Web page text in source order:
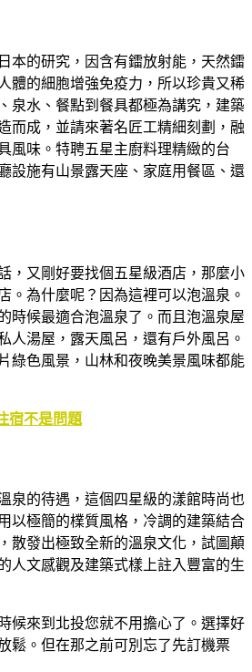
本的研究，因含有鐳放射能，天然鐳
體的細胞增強免疫力，所以珍貴又稀
泉水、餐點到餐具都極為講究，建築
而成，並請來著名匠工精細刻劃，融
風味。特聘五星主廚料理精緻的台
設施有山景露天座、家庭用餐區、還
，又剛好要找個五星級酒店，那麼小
。為什麼呢？因為這裡可以泡溫泉。
時候最適合泡溫泉了。而且泡溫泉屋
人湯屋，露天風呂，還有戶外風呂。
綠色風景，山林和夜晚美景風味都能
宿不是問題
泉的待遇，這個四星級的漾館時尚也
以極簡的檏質風格，冷調的建築結合
散發出極致全新的溫泉文化，試圖顛
人文感觀及建築式樣上註入豐富的生
候來到北投您就不用擔心了。選擇好
鬆。但在那之前可別忘了先訂機票